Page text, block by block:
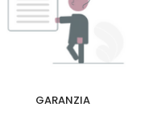
GARANZIA